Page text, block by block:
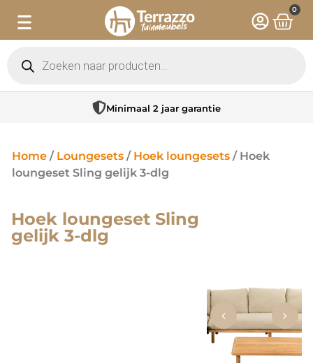
0
Minimaal 2 jaar garantie
Home / Loungesets / Hoek loungesets / Hoek
loungeset Sling gelijk 3-dlg
Hoek loungeset Sling
gelijk 3-dlg